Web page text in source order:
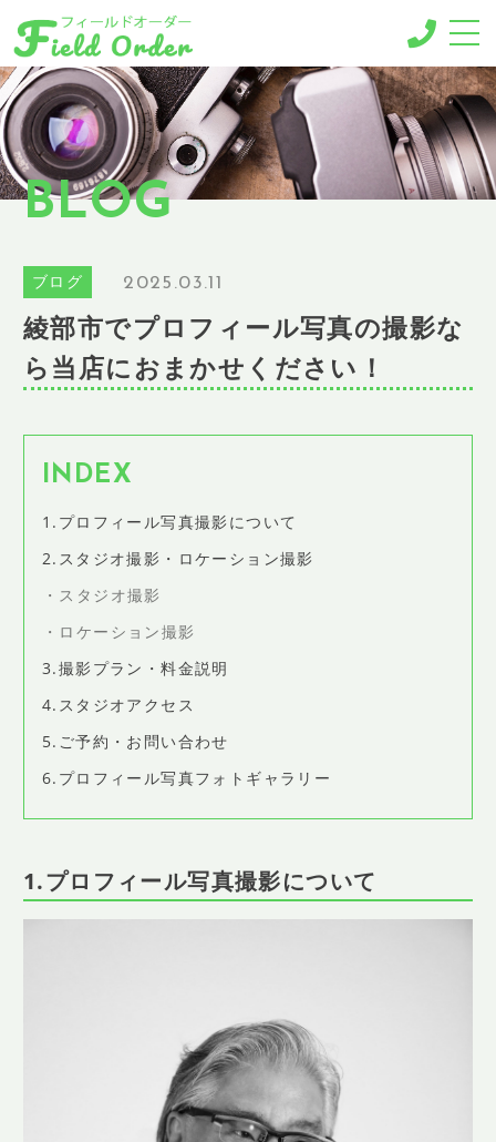
-MENU-
撮影メニュー
-BUSINESS MENU-
法人様向けメニュー
GALLERY
ギャラリー
NEWS
ニュース
ブログ
店舗情報
コンセプト
CONTACT
お問い合わせ
アクセス
提携カメラマン・求人情報
BLOG
ブログ 2025.03.11
綾部市でプロフィール写真の撮影な
ら当店におまかせください！
INDEX
1.プロフィール写真撮影について
2.スタジオ撮影・ロケーション撮影
スタジオ撮影
ロケーション撮影
3.撮影プラン・料金説明
4.スタジオアクセス
5.ご予約・お問い合わせ
6.プロフィール写真フォトギャラリー
1.プロフィール写真撮影について